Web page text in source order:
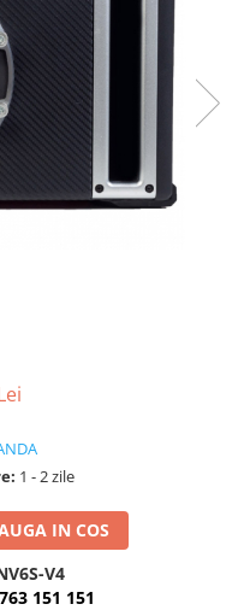
1 - 2 zile
IN COS
V4
151 151